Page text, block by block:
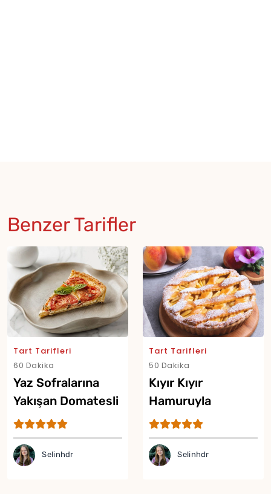
Benzer Tarifler
Tart Tarifleri
60 Dakika
Yaz Sofralarına
Yakışan Domatesli
Tart Tarifi
Selinhdr
Tart Tarifleri
50 Dakika
Kıyır Kıyır
Hamuruyla
Şeftalili Tart Tarifi
Selinhdr